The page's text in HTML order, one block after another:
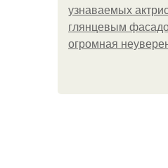
узнаваемых
глянцевым
огромная